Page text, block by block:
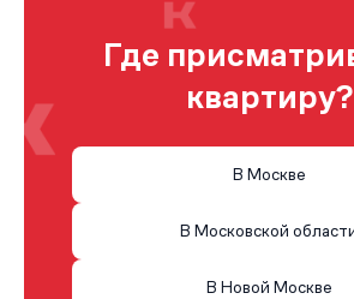
Где
квартиру?
В Москве
В Московской
В Новой Москве